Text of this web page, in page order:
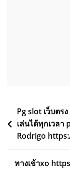
แนะแนว
เรื่อง
Pg slot เว็บตร
เล่นได้ทุกเวลา
Rodrigo
ทางเข้าxo